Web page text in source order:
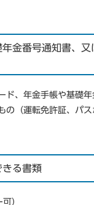
金番号通知書、又
ド、年金手帳や基礎
の（運転免許証、パ
る書類
）